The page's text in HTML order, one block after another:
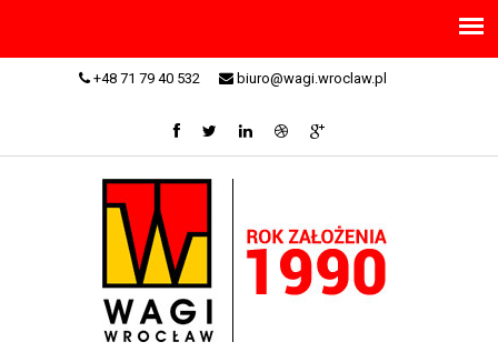
+48 71 79 40 532 biuro@wagi.wroclaw.pl